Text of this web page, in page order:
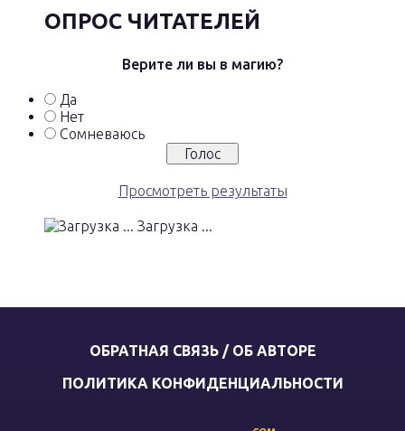
ОПРОС ЧИТАТЕЛЕЙ
Верите ли вы в магию?
Да
Нет
Сомневаюсь
Просмотреть результаты
Загрузка ...
ОБРАТНАЯ СВЯЗЬ / ОБ АВТОРЕ
ПОЛИТИКА КОНФИДЕНЦИАЛЬНОСТИ